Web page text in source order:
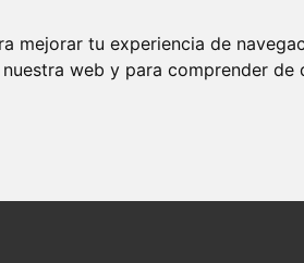
mejorar tu experiencia de
web y para comprender de